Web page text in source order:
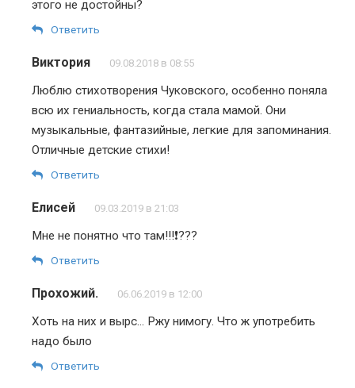
этого не достойны?
Ответить
Виктория 09.08.2018 в 08:55
Люблю стихотворения Чуковского, особенно поняла
всю их гениальность, когда стала мамой. Они
музыкальные, фантазийные, легкие для запоминания.
Отличные детские стихи!
Ответить
Елисей 09.03.2019 в 21:03
Мне не понятно что там!!!❗???
Ответить
Прохожий. 06.06.2019 в 12:00
Хоть на них и вырс… Ржу нимогу. Что ж употребить
надо было
Ответить